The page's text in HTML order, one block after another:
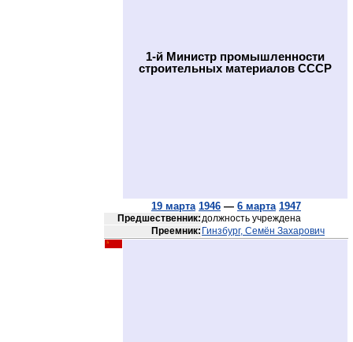
1-й Министр промышленности
строительных материалов СССР
19 марта 1946 — 6 марта 1947
Предшественник:должность учреждена
Преемник: Гинзбург, Семён Захарович